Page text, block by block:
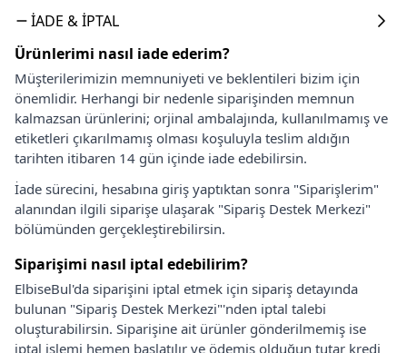
İADE & İPTAL
Ürünlerimi nasıl iade ederim?
Müşterilerimizin memnuniyeti ve beklentileri bizim için
önemlidir. Herhangi bir nedenle siparişinden memnun
kalmazsan ürünlerini; orjinal ambalajında, kullanılmamış ve
etiketleri çıkarılmamış olması koşuluyla teslim aldığın
tarihten itibaren 14 gün içinde iade edebilirsin.
İade sürecini, hesabına giriş yaptıktan sonra "Siparişlerim"
alanından ilgili siparişe ulaşarak "Sipariş Destek Merkezi"
bölümünden gerçekleştirebilirsin.
Siparişimi nasıl iptal edebilirim?
ElbiseBul'da siparişini iptal etmek için sipariş detayında
bulunan "Sipariş Destek Merkezi"'nden iptal talebi
oluşturabilirsin. Siparişine ait ürünler gönderilmemiş ise
iptal işlemi hemen başlatılır ve ödemiş olduğun tutar kredi